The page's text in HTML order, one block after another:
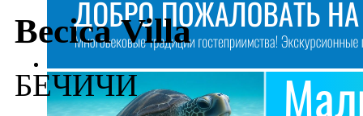
Becica Villa
БЕЧИЧИ